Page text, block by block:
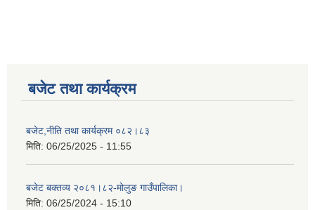
बजेट तथा कार्यक्रम
बजेट,नीति तथा कार्यक्रम ०८२।८३
मिति: 06/25/2025 - 11:55
बजेट बक्तव्य २०८१।८२-मोलुङ गाउँपालिका।
मिति: 06/25/2024 - 15:10